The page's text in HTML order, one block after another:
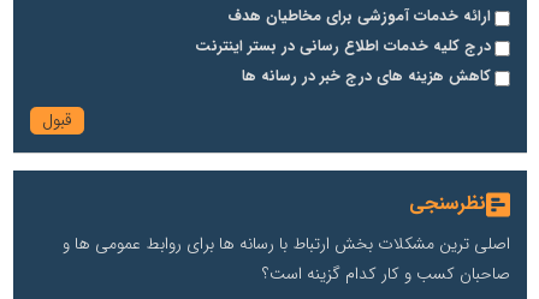
ارائه خدمات آموزشی برای مخاطیان هدف
درج کلیه خدمات اطلاع رسانی در بستر اینترنت
کاهش هزینه های درج خبر در رسانه ها
نظرسنجی
اصلی ترین مشکلات بخش ارتباط با رسانه ها برای روابط عمومی ها و
صاحبان کسب و کار کدام گزینه است؟